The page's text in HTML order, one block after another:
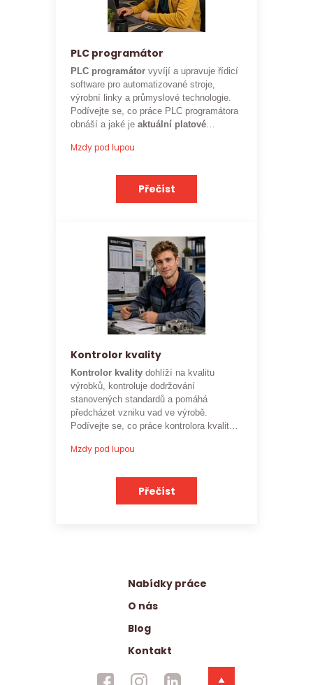
PLC programátor
PLC programátorvyvíjí a upravuje řídicí
software pro automatizované stroje,
výrobní linky a průmyslové technologie.
Podívejte se, co práce PLC programátora
obnáší a jaké jeaktuální platové
Mzdy pod lupou
Přečíst
Kontrolor kvality
Kontrolor kvalitydohlíží na kvalitu
výrobků, kontroluje dodržování
stanovených standardů a pomáhá
předcházet vzniku vad ve výrobě.
Podívejte se, co práce kontrolora kvality
ohodnocení této profese
Mzdy pod lupou
Přečíst
Nabídky práce
O nás
Blog
Kontakt